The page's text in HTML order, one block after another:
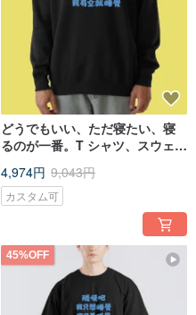
どうでもいい、ただ寝たい、寝
るのが一番。T シャツ、スウェッ
ック。
4,974円 9,043円
カスタム可
45%OFF